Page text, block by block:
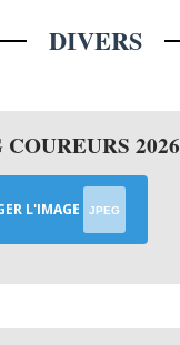
DIVERS
2026
L'IMAGE JPEG